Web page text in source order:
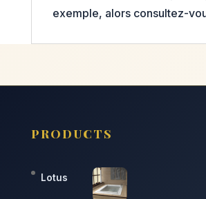
exemple, alors consultez-
PRODUCTS
Lotus